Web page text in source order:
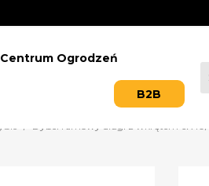
Centrum Ogrodzeń
B2B